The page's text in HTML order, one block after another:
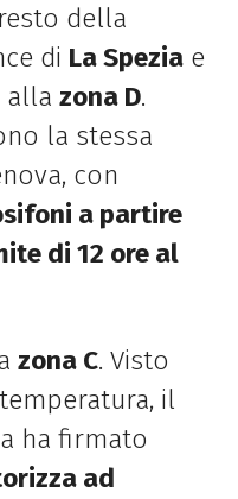
della
di La Speziae
alla zona D.
la stessa
con
a partire
di 12 ore al
zona C. Visto
il
ha firmato
ad